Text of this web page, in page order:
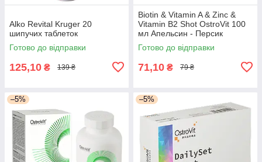
Alko Revital Kruger 20
шипучих таблеток
Готово до відправки
125,10 ₴ 139 ₴
Biotin & Vitamin A & Zinc &
Vitamin B2 Shot OstroVit 100
мл Апельсин - Персик
Готово до відправки
71,10 ₴ 79 ₴
–5% –5%